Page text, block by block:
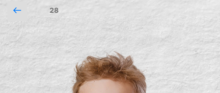
Navigace
pro
příspěvky
Previous
page
Page28